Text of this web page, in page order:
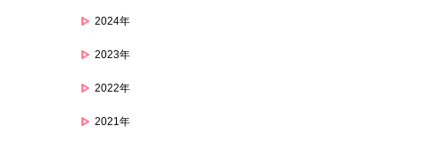
2024年
2023年
2022年
2021年